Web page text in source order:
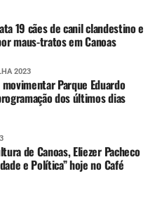
19 cães de canil clandestino e
maus-tratos em Canoas
2023
Parque Eduardo
dos últimos dias
de Canoas, Eliezer Pacheco
e Política” hoje no Café